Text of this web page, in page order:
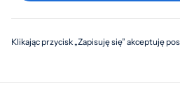
Klikając przycisk „Zapisuję się” akceptuję